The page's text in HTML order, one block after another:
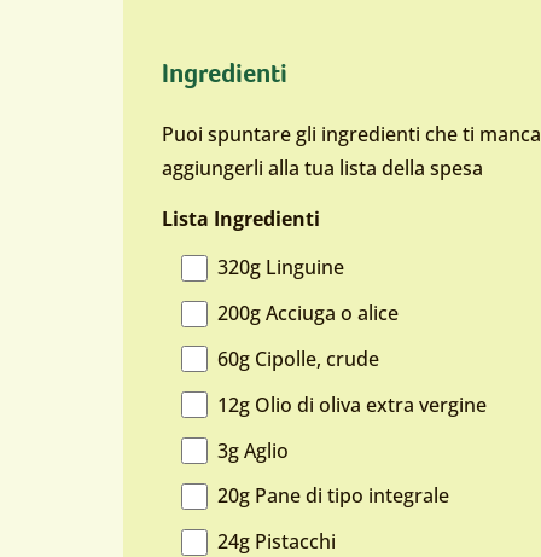
Ingredienti
Puoi spuntare gli ingredienti che ti
aggiungerli alla tua lista della spesa
Lista Ingredienti
320g Linguine
200g Acciuga o alice
60g Cipolle, crude
12g Olio di oliva extra vergine
3g Aglio
20g Pane di tipo integrale
24g Pistacchi